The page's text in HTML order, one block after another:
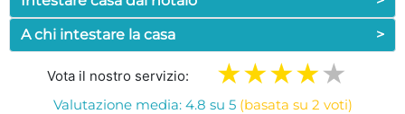
A chi intestare la casa
>
Vota il nostro servizio:
Valutazione media: 4.8 su 5 (basata su 2 voti)